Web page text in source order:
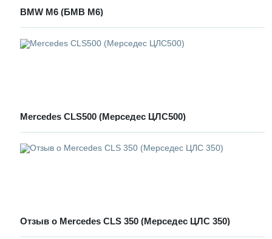
BMW M6 (БМВ M6)
Mercedes CLS500 (Мерседес ЦЛС500)
Отзыв о Mercedes CLS 350 (Мерседес ЦЛС 350)